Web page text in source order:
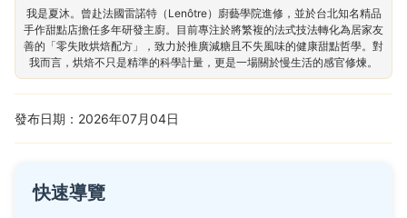
我是夏沐。曾赴法國雷諾特（Lenôtre）廚藝學院進修，並於台北知名精品
手作甜點店擔任多年研發主廚。目前專注於將繁複的法式技法轉化為居家友
善的「零失敗烘焙配方」，致力於推廣減糖且不失風味的健康甜點哲學。對
我而言，烘焙不只是精準的科學計量，更是一場關於慢生活的感官修煉。
發布日期：2026年07月04日
快速導覽